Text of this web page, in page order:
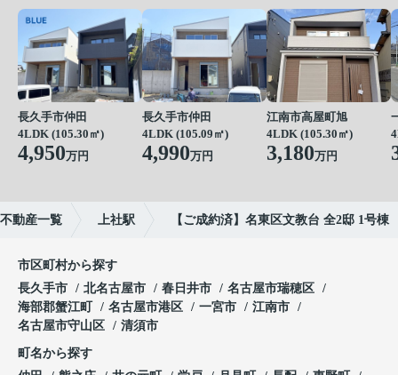
長久手市仲田
4LDK (105.30㎡)
4,950万円
長久手市仲田
4LDK (105.09㎡)
4,990万円
江南市高屋町旭
4LDK (105.30㎡)
3,180万円
動産一覧 上社駅 【ご成約済】名東区文教台 全2邸 1号棟
市区町村から探す
長久手市
北名古屋市 春日井市
名古屋市瑞穂区
海部郡蟹江町
名古屋市港区 一宮市
江南市
名古屋市守山区
清須市
町名から探す